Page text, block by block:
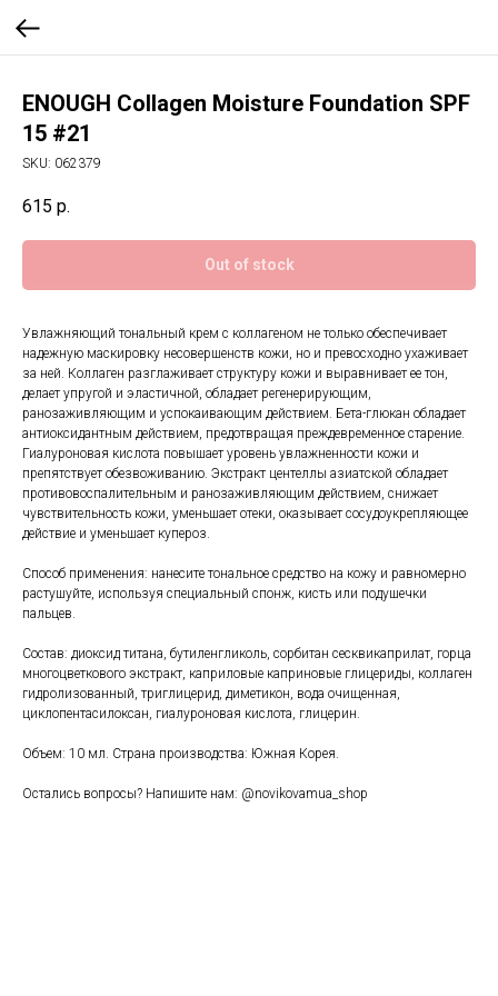
ENOUGH Collagen Moisture Foundation SPF
15 #21
SKU: 062379
615 р.
Out of stock
Увлажняющий тональный крем с коллагеном не только обеспечивает
надежную маскировку несовершенств кожи, но и превосходно ухаживает
за ней. Коллаген разглаживает структуру кожи и выравнивает ее тон,
делает упругой и эластичной, обладает регенерирующим,
ранозаживляющим и успокаивающим действием. Бета-глюкан обладает
антиоксидантным действием, предотвращая преждевременное старение.
Гиалуроновая кислота повышает уровень увлажненности кожи и
препятствует обезвоживанию. Экстракт центеллы азиатской обладает
противовоспалительным и ранозаживляющим действием, снижает
чувствительность кожи, уменьшает отеки, оказывает сосудоукрепляющее
действие и уменьшает купероз.
Способ применения: нанесите тональное средство на кожу и равномерно
растушуйте, используя специальный спонж, кисть или подушечки
пальцев.
Состав: диоксид титана, бутиленгликоль, сорбитан сесквикаприлат, горца
многоцветкового экстракт, каприловые каприновые глицериды, коллаген
гидролизованный, триглицерид, диметикон, вода очищенная,
циклопентасилоксан, гиалуроновая кислота, глицерин.
Объем: 10 мл. Страна производства: Южная Корея.
Остались вопросы? Напишите нам: @novikovamua_shop